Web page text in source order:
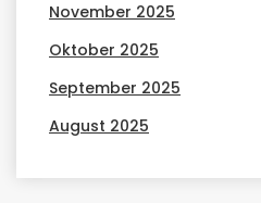
November 2025
Oktober 2025
September 2025
August 2025